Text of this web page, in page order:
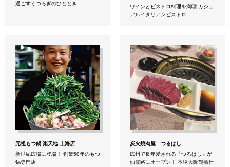
過ごすくつろぎのひととき
ワインとビストロ料理を満喫 カジュ
アルイタリアンビストロ
元祖もつ鍋 楽天地 上海店
新世紀広場に登場！ 創業50年のもつ
鍋専門店
炭火焼肉屋 つるはし
広州で長年愛される「つるはし」が
仙霞路にオープン！ 本場大阪鶴橋仕